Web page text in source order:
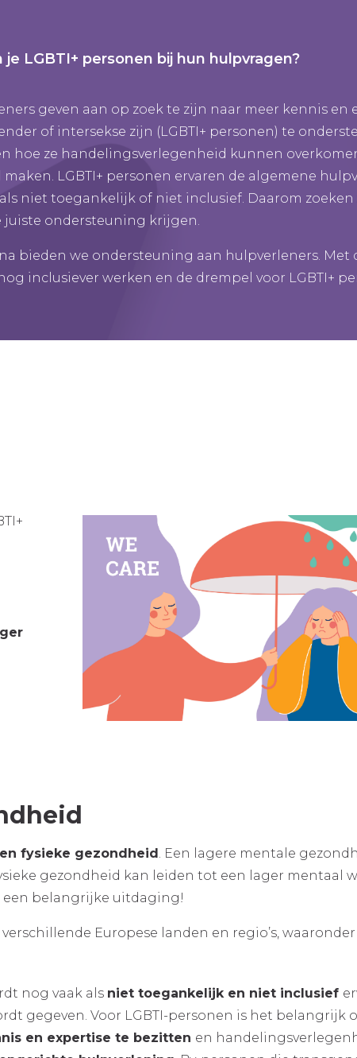
LGBTI+ personen bij hun hulpvragen?
geven aan op zoek te zijn naar meer kennis en
of intersekse zijn (LGBTI+ personen) te
hoe ze handelingsverlegenheid kunnen
LGBTI+ personen ervaren de algemene
niet toegankelijk of niet inclusief. Daarom
juiste ondersteuning krijgen.
bieden we ondersteuning aan hulpverleners.
inclusiever werken en de drempel voor LGBTI+
fysieke gezondheid . Een lagere mentale
gezondheid kan leiden tot een lager mentaal
een belangrijke uitdaging!
Europese landen en regio’s,
nog vaak als niet toegankelijk en niet inclusief
gegeven. Voor LGBTI-personen is het belangrijk
en expertise te bezitten en